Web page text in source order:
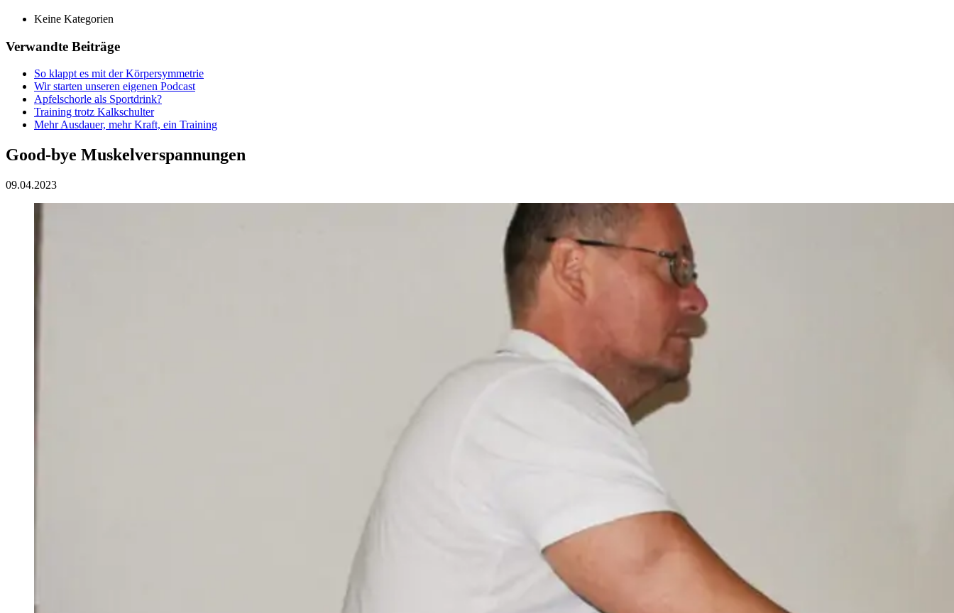
Keine Kategorien
Verwandte Beiträge
So klappt es mit der Körpersymmetrie
Wir starten unseren eigenen Podcast
Apfelschorle als Sportdrink?
Training trotz Kalkschulter
Mehr Ausdauer, mehr Kraft, ein Training
Good-bye Muskelverspannungen
09.04.2023